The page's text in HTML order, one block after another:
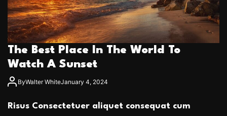
The Best Place In The World To
Watch A Sunset
ByWalter WhiteJanuary 4, 2024
Risus Consectetuer aliquet consequat cum